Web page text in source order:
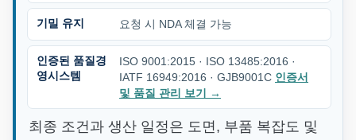
기밀 유지 요청 시 NDA 체결 가능
인증된 품질경
영시스템
ISO 9001:2015 · ISO 13485:2016 ·
IATF 16949:2016 · GJB9001C 인증서
및 품질 관리 보기
→
최종 조건과 생산 일정은 도면, 부품 복잡도 및